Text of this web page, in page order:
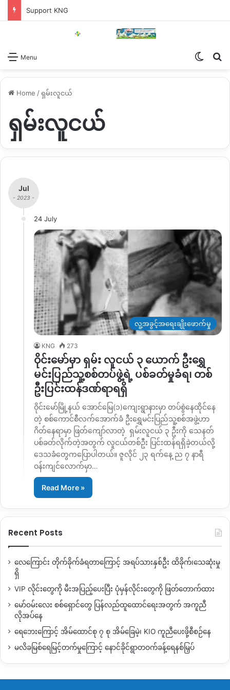
Support KNG
Menu
Home /ရှမ်းလူငယ်
ရှမ်းလူငယ်
Jul
- 2023 -
24 July
လူ့အခွင့်အရေးချိုးဖောက်မှု
KNG 273
ဝိုင်းမော်မှာ ရှမ်း လူငယ် ၃ ယောက် ဦးရွှေ
မင်းပြည်သူ့စစ်တပ်ဖွဲ့ရဲ့ ပစ်ခတ်မှုခံရ၊ တစ်
ဦးပြင်းထန်ဒဏ်ရာရရှိ
ဝိုင်းမော်မြို့နယ် အောင်မြေ(၁)ကျေးရွာနားမှာ တပ်စွဲနေထိုင်နေ
တဲ့ စစ်ကောင်စီလက်အောက်ခံ ဦးရွှေမင်းပြည်သူ့စစ်အဖွဲ့ဟာ
ဂိတ်နေရာမှာ ဖြတ်ကျော်လာတဲ့ ရှမ်းလူငယ် ၃ ဦးကို သေနတ်
ပစ်ခတ်လိုက်တဲ့အတွက် လူငယ်တစ်ဦး ပြင်းထန်ရရှိခဲ့တယ်လို့
ဒေသခံတွေကပြောပါတယ်။ ဇူလိုင် ၂၃ ရက်နေ့ ည ၇ နာရီ
ဝန်းကျင်လောက်မှာ…
Read More »
Recent Posts
လေကြောင်း တိုက်ခိုက်ခံရတာကြောင့် အရပ်သားနှစ်ဦး ထိခိုက်၊သေဆုံးမှု
ရှိ
VIP လိုင်းတွေကို မီးအပြည့်ပေးပြီး ပုံမှန်လိုင်းတွေကို ဖြတ်တောက်ထား
မော်ဝမ်းလေး စစ်ရှောင်တွေ ပြန်လည်ထူထောင်ရေးအတွက် အကူညီ
လိုအပ်နေ
ရေဘေးကြောင့် အိမ်ထောင်စု ၇ စု အိမ်ခြေမဲ့၊ KIO ကူညီပေးဖို့စီစဉ်နေ
မလိခမြစ်ရေမြင့်တက်မှုကြောင့် နောင်ခိုင်ရွာတဝက်ခန့်ရေနစ်မြှပ်